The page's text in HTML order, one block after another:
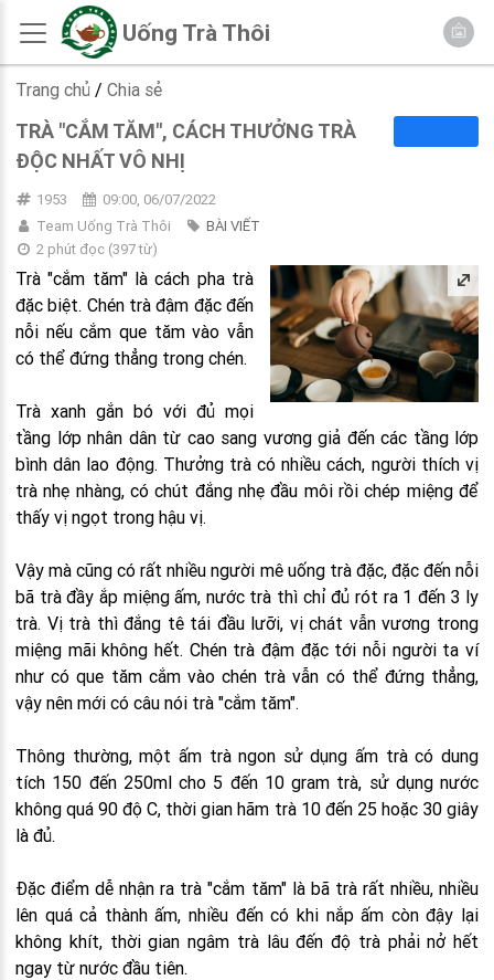
Uống Trà Thôi
Trang chủ / Chia sẻ
TRÀ "CẮM TĂM", CÁCH THƯỞNG TRÀ
ĐỘC NHẤT VÔ NHỊ
1953
09:00, 06/07/2022
Team Uống Trà Thôi
BÀI VIẾT
2 phút đọc(397từ)
Trà "cắm tăm" là cách pha trà
đặc biệt. Chén trà đậm đặc đến
nỗi nếu cắm que tăm vào vẫn
có thể đứng thẳng trong chén.
Trà xanh gắn bó với đủ mọi
tầng lớp nhân dân từ cao sang vương giả đến các tầng lớp
bình dân lao động. Thưởng trà có nhiều cách, người thích vị
trà nhẹ nhàng, có chút đắng nhẹ đầu môi rồi chép miệng để
thấy vị ngọt trong hậu vị.
Vậy mà cũng có rất nhiều người mê uống trà đặc, đặc đến nỗi
bã trà đầy ắp miệng ấm, nước trà thì chỉ đủ rót ra 1 đến 3 ly
trà. Vị trà thì đắng tê tái đầu lưỡi, vị chát vẫn vương trong
miệng mãi không hết. Chén trà đậm đặc tới nỗi người ta ví
như có que tăm cắm vào chén trà vẫn có thể đứng thẳng,
vậy nên mới có câu nói trà "cắm tăm".
Thông thường, một ấm trà ngon sử dụng ấm trà có dung
tích 150 đến 250ml cho 5 đến 10 gram trà, sử dụng nước
không quá 90 độ C, thời gian hãm trà 10 đến 25 hoặc 30 giây
là đủ.
Đặc điểm dễ nhận ra trà "cắm tăm" là bã trà rất nhiều, nhiều
lên quá cả thành ấm, nhiều đến có khi nắp ấm còn đậy lại
không khít, thời gian ngâm trà lâu đến độ trà phải nở hết
ngay từ nước đầu tiên.